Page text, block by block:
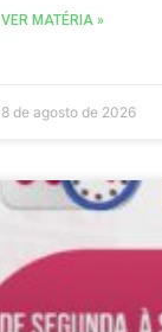
VER MATÉRIA »
8 de agosto de 2026